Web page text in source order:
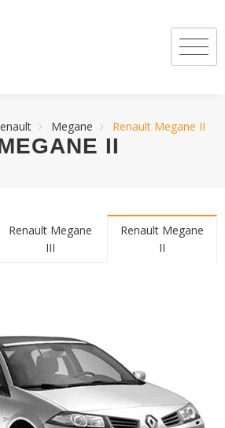
Megane Renault Megane II
II
Renault Megane
III
Renault Megane
II